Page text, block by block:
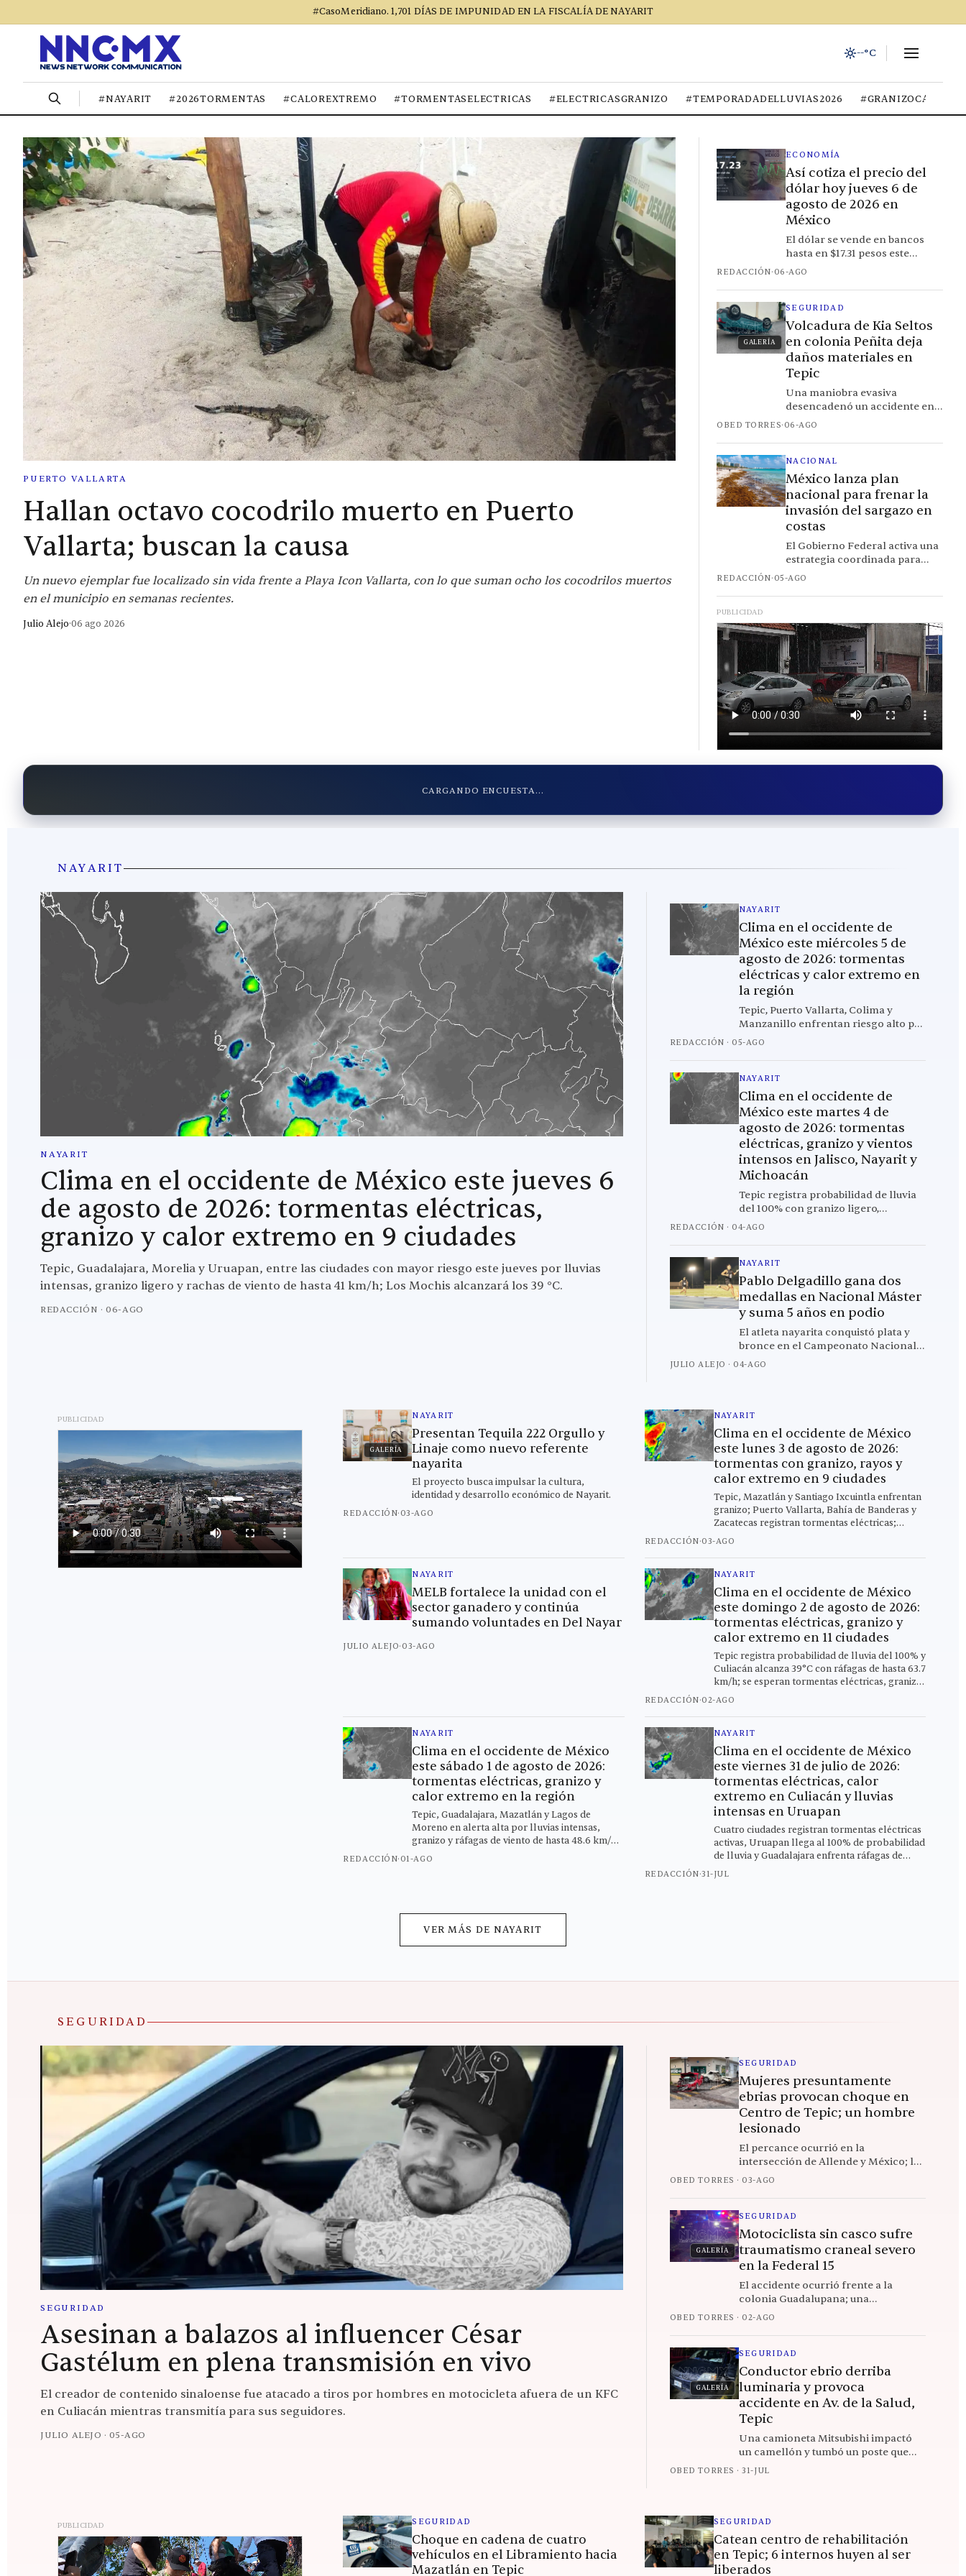
#CasoMeridiano. 1,701 DÍAS DE IMPUNIDAD EN LA FISCALÍA DE NAYARIT
--°C
#NAYARIT #2026TORMENTAS #CALOREXTREMO #TORMENTASELECTRICAS #ELECTRICASGRANIZO #TEMPORADADELLUVIAS2026 #GRANIZOCALOR
PUERTO VALLARTA
Hallan octavo cocodrilo muerto en Puerto
Vallarta; buscan la causa
Un nuevo ejemplar fue localizado sin vida frente a Playa Icon Vallarta, con lo que suman ocho los cocodrilos muertos
en el municipio en semanas recientes.
Julio Alejo·06 ago 2026
ECONOMÍA
Así cotiza el precio del
dólar hoy jueves 6 de
agosto de 2026 en
México
El dólar se vende en bancos
hasta en $17.31 pesos este
jueves, con un tipo de cambio
REDACCIÓN· 06-AGO
GALERÍA
SEGURIDAD
Volcadura de Kia Seltos
en colonia Peñita deja
daños materiales en
Tepic
Una maniobra evasiva
desencadenó un accidente en
cadena que involucró tres
atendieron a la conductora en
el lugar
OBED TORRES· 06-AGO
NACIONAL
México lanza plan
nacional para frenar la
invasión del sargazo en
costas
El Gobierno Federal activa una
estrategia coordinada para
combatir la proliferación del
REDACCIÓN· 05-AGO
PUBLICIDAD
CARGANDO ENCUESTA...
NAYARIT
NAYARIT
Clima en el occidente de México este jueves 6
de agosto de 2026: tormentas eléctricas,
granizo y calor extremo en 9 ciudades
Tepic, Guadalajara, Morelia y Uruapan, entre las ciudades con mayor riesgo este jueves por lluvias
intensas, granizo ligero y rachas de viento de hasta 41 km/h; Los Mochis alcanzará los 39 °C.
REDACCIÓN ·06-AGO
NAYARIT
Clima en el occidente de
México este miércoles 5 de
agosto de 2026: tormentas
eléctricas y calor extremo en
la región
Tepic, Puerto Vallarta, Colima y
Manzanillo enfrentan riesgo alto por
tormentas eléctricas; Culiacán
38.6°C
REDACCIÓN · 05-AGO
NAYARIT
Clima en el occidente de
México este martes 4 de
agosto de 2026: tormentas
eléctricas, granizo y vientos
intensos en Jalisco, Nayarit y
Michoacán
Tepic registra probabilidad de lluvia
del 100% con granizo ligero,
mientras Guadalajara enfrenta
ciudades de la región están en riesgo
alto este martes.
REDACCIÓN · 04-AGO
NAYARIT
Pablo Delgadillo gana dos
medallas en Nacional Máster
y suma 5 años en podio
El atleta nayarita conquistó plata y
bronce en el Campeonato Nacional
Máster 2026 y ahora se prepara para
JULIO ALEJO · 04-AGO
PUBLICIDAD
GALERÍA
NAYARIT
Presentan Tequila 222 Orgullo y
Linaje como nuevo referente
nayarita
El proyecto busca impulsar la cultura,
identidad y desarrollo económico de Nayarit.
REDACCIÓN· 03-AGO
NAYARIT
Clima en el occidente de México
este lunes 3 de agosto de 2026:
tormentas con granizo, rayos y
calor extremo en 9 ciudades
Tepic, Mazatlán y Santiago Ixcuintla enfrentan
granizo; Puerto Vallarta, Bahía de Banderas y
Zacatecas registran tormentas eléctricas;
Culiacán alcanza los 37 °C este lunes.
REDACCIÓN·03-AGO
NAYARIT
MELB fortalece la unidad con el
sector ganadero y continúa
sumando voluntades en Del Nayar
JULIO ALEJO· 03-AGO
NAYARIT
Clima en el occidente de México
este domingo 2 de agosto de 2026:
tormentas eléctricas, granizo y
calor extremo en 11 ciudades
Tepic registra probabilidad de lluvia del 100% y
Culiacán alcanza 39°C con ráfagas de hasta 63.7
km/h; se esperan tormentas eléctricas, granizo
ligero y chubascos en toda la región este
REDACCIÓN·02-AGO
NAYARIT
Clima en el occidente de México
este sábado 1 de agosto de 2026:
tormentas eléctricas, granizo y
calor extremo en la región
Tepic, Guadalajara, Mazatlán y Lagos de
Moreno en alerta alta por lluvias intensas,
granizo y ráfagas de viento de hasta 48.6 km/h
este sábado
REDACCIÓN· 01-AGO
NAYARIT
Clima en el occidente de México
este viernes 31 de julio de 2026:
tormentas eléctricas, calor
extremo en Culiacán y lluvias
intensas en Uruapan
Cuatro ciudades registran tormentas eléctricas
activas, Uruapan llega al 100% de probabilidad
de lluvia y Guadalajara enfrenta ráfagas de
hasta 47.5 km/h este viernes en el oeste del país.
REDACCIÓN·31-JUL
VER MÁS DE NAYARIT
SEGURIDAD
SEGURIDAD
Asesinan a balazos al influencer César
Gastélum en plena transmisión en vivo
El creador de contenido sinaloense fue atacado a tiros por hombres en motocicleta afuera de un KFC
en Culiacán mientras transmitía para sus seguidores.
JULIO ALEJO ·05-AGO
SEGURIDAD
Mujeres presuntamente
ebrias provocan choque en
Centro de Tepic; un hombre
lesionado
El percance ocurrió en la
intersección de Allende y México; las
ocupantes del vehículo rojo habrían
llegada de autoridades.
OBED TORRES · 03-AGO
GALERÍA
SEGURIDAD
Motociclista sin casco sufre
traumatismo craneal severo
en la Federal 15
El accidente ocurrió frente a la
colonia Guadalupana; una
conductora ebria estuvo a punto de
atendían el percance
OBED TORRES · 02-AGO
GALERÍA
SEGURIDAD
Conductor ebrio derriba
luminaria y provoca
accidente en Av. de la Salud,
Tepic
Una camioneta Mitsubishi impactó
un camellón y tumbó un poste que
cayó sobre un Honda Fit conducido
por una mujer; solo daños materiales
OBED TORRES ·31-JUL
PUBLICIDAD SEGURIDAD
Choque en cadena de cuatro
vehículos en el Libramiento hacia
Mazatlán en Tepic
SEGURIDAD
Catean centro de rehabilitación
en Tepic; 6 internos huyen al ser
liberados